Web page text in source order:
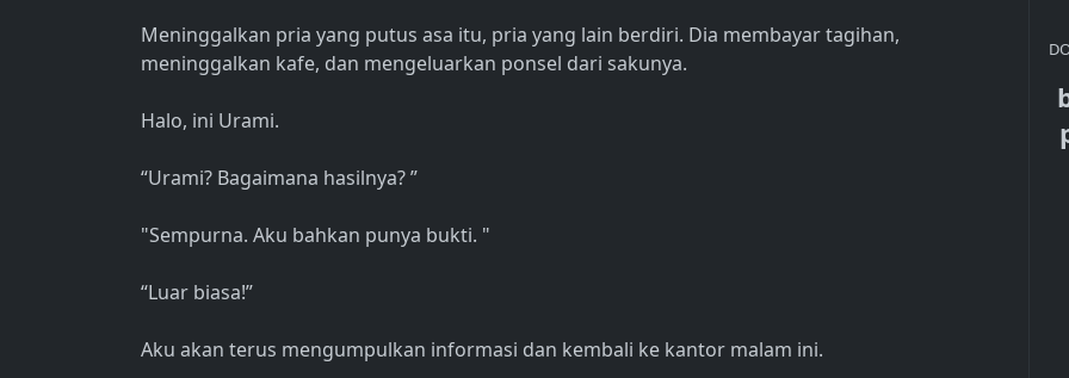
Meninggalkan pria yang putus asa itu, pria yang lain berdiri. Dia membayar tagihan,
meninggalkan kafe, dan mengeluarkan ponsel dari sakunya.
Halo, ini Urami.
“Urami? Bagaimana hasilnya? ”
"Sempurna. Aku bahkan punya bukti. "
“Luar biasa!”
Aku akan terus mengumpulkan informasi dan kembali ke kantor malam ini.